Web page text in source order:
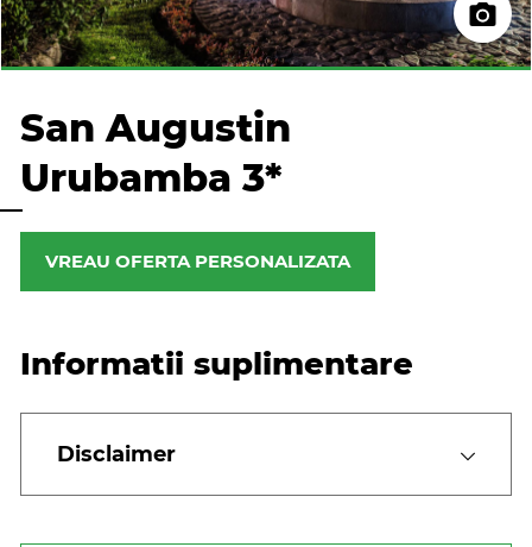
San Augustin
Urubamba 3*
VREAU OFERTA PERSONALIZATA
Informatii suplimentare
Disclaimer